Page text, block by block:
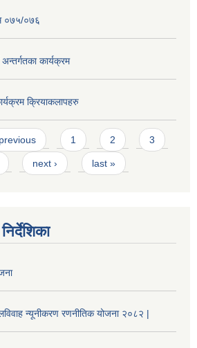
०७५/०७६
कार्यक्रम
क्रियाकलापहरु
1 2 3
next › last »
न्यूनीकरण रणनीतिक योजना २०८२ |